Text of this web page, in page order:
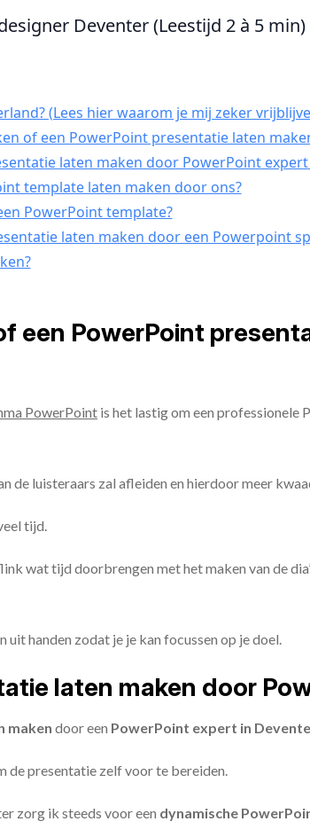
Deventer (Leestijd 2 à 5 min)
(Lees hier waarom je mij zeker
of een PowerPoint presentatie laten
laten maken door PowerPoint
template laten maken door ons?
PowerPoint template?
laten maken door een Powerpoint
een PowerPoint
PowerPoint is het lastig om een professionele
de luisteraars zal afleiden en hierdoor meer
tijd.
wat tijd doorbrengen met het maken van de
handen zodat je je kan focussen op je doel.
laten maken door
maken door een PowerPoint expert in
de presentatie zelf voor te bereiden.
zorg ik steeds voor een dynamische